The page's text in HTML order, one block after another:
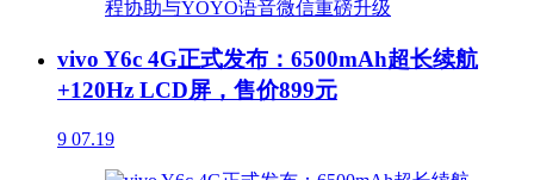
vivo Y6c 4G正式发布：6500mAh超长续航
+120Hz LCD屏，售价899元
9 07.19